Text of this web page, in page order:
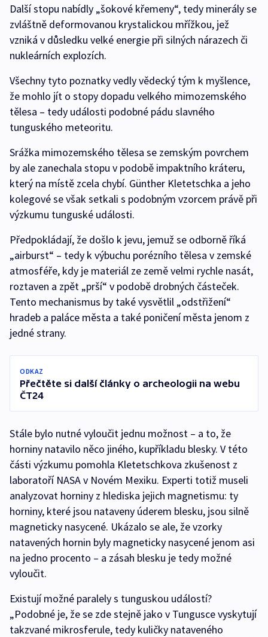
Další stopu nabídly „šokové křemeny“, tedy minerály se
zvláštně deformovanou krystalickou mřížkou, jež
vzniká v důsledku velké energie při silných nárazech či
nukleárních explozích.
Všechny tyto poznatky vedly vědecký tým k myšlence,
že mohlo jít o stopy dopadu velkého mimozemského
tělesa – tedy události podobné pádu slavného
tunguského meteoritu.
Srážka mimozemského tělesa se zemským povrchem
by ale zanechala stopu v podobě impaktního kráteru,
který na místě zcela chybí. Günther Kletetschka a jeho
kolegové se však setkali s podobným vzorcem právě při
výzkumu tunguské události.
Předpokládají, že došlo k jevu, jemuž se odborně říká
„airburst“ – tedy k výbuchu porézního tělesa v zemské
atmosféře, kdy je materiál ze země velmi rychle nasát,
roztaven a zpět „prší“ v podobě drobných částeček.
Tento mechanismus by také vysvětlil „odstřižení“
hradeb a paláce města a také poničení města jenom z
jedné strany.
ODKAZ
Přečtěte si další články o archeologii na webu
ČT24
Stále bylo nutné vyloučit jednu možnost – a to, že
horniny natavilo něco jiného, kupříkladu blesky. V této
části výzkumu pomohla Kletetschkova zkušenost z
laboratoří NASA v Novém Mexiku. Experti totiž museli
analyzovat horniny z hlediska jejich magnetismu: ty
horniny, které jsou nataveny úderem blesku, jsou silně
magneticky nasycené. Ukázalo se ale, že vzorky
natavených hornin byly magneticky nasycené jenom asi
na jedno procento – a zásah blesku je tedy možné
vyloučit.
Existují možné paralely s tunguskou událostí?
„Podobné je, že se zde stejně jako v Tungusce vyskytují
takzvané mikrosferule, tedy kuličky nataveného